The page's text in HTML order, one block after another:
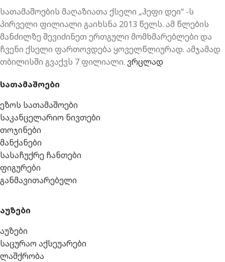
სათამაშოების მაღაზიათა ქსელი „ჰეფი დეი“ -ს
პირველი ფილიალი გაიხსნა 2013 წელს. ამ წლების
მანძილზე შევიძინეთ ერთგული მომხმარებლები და
ჩვენი ქსელი ფართოვდება ყოველწლიურად. ამჯამად
თბილისში გვაქვს 7 ფილიალი. ვრცლად
სათამაშოები
ეზოს სათამაშოები
საკანცელარიო ნივთები
თოჯინები
მანქანები
სასაჩუქრე ჩანთები
ფიგურები
განმავითარებელი
აუზები
აუზები
საცურაო აქსეუარები
ლაშქრობა